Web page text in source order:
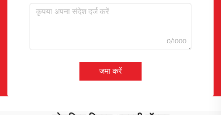
0/1000
जमा करें